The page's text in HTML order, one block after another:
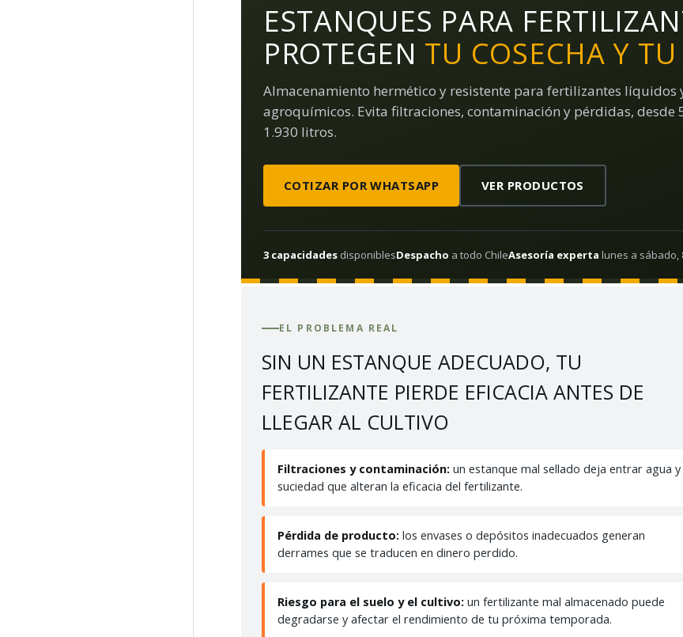
ESTANQUES PARA
PROTEGEN TU COSECHA Y
Almacenamiento hermético y resistente para fertilizantes líquidos
agroquímicos. Evita filtraciones, contaminación y pérdidas, desde
1.930 litros.
COTIZAR POR WHATSAPP VER PRODUCTOS
3 capacidades disponiblesDespacho a todo ChileAsesoría experta lunes a sábado,
EL PROBLEMA REAL
SIN UN ESTANQUE ADECUADO, TU
FERTILIZANTE PIERDE EFICACIA ANTES DE
LLEGAR AL CULTIVO
Filtraciones y contaminación: un estanque mal sellado deja entrar agua y
suciedad que alteran la eficacia del fertilizante.
Pérdida de producto: los envases o depósitos inadecuados generan
derrames que se traducen en dinero perdido.
Riesgo para el suelo y el cultivo: un fertilizante mal almacenado puede
degradarse y afectar el rendimiento de tu próxima temporada.